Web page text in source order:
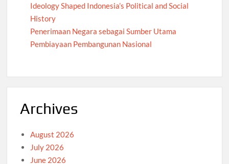
Ideology Shaped Indonesia’s Political and Social
History
Penerimaan Negara sebagai Sumber Utama
Pembiayaan Pembangunan Nasional
Archives
August 2026
July 2026
June 2026